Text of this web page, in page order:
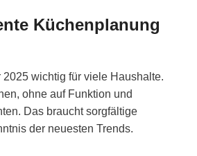
Küchenplanung
2025 wichtig für viele Haushalte.
ohne auf Funktion und
Das braucht sorgfältige
der neuesten Trends.